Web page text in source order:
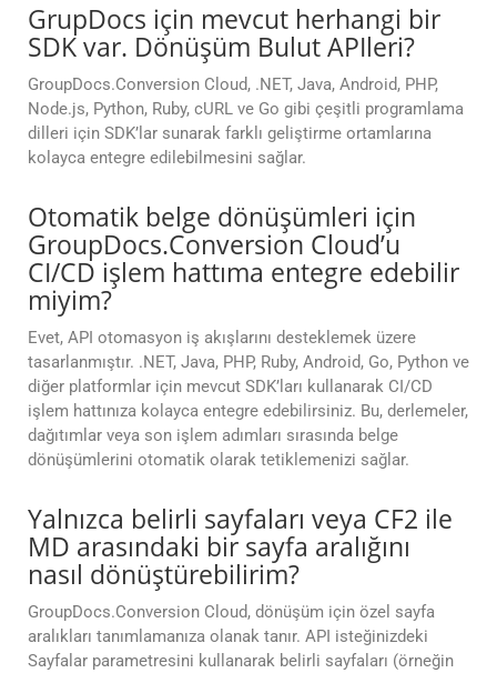
GrupDocs için mevcut herhangi bir
SDK var. Dönüşüm Bulut APIleri?
GroupDocs.Conversion Cloud, .NET, Java, Android, PHP,
Node.js, Python, Ruby, cURL ve Go gibi çeşitli programlama
dilleri için SDK’lar sunarak farklı geliştirme ortamlarına
kolayca entegre edilebilmesini sağlar.
Otomatik belge dönüşümleri için
GroupDocs.Conversion Cloud’u
CI/CD işlem hattıma entegre edebilir
miyim?
Evet, API otomasyon iş akışlarını desteklemek üzere
tasarlanmıştır. .NET, Java, PHP, Ruby, Android, Go, Python ve
diğer platformlar için mevcut SDK’ları kullanarak CI/CD
işlem hattınıza kolayca entegre edebilirsiniz. Bu, derlemeler,
dağıtımlar veya son işlem adımları sırasında belge
dönüşümlerini otomatik olarak tetiklemenizi sağlar.
Yalnızca belirli sayfaları veya CF2 ile
MD arasındaki bir sayfa aralığını
nasıl dönüştürebilirim?
GroupDocs.Conversion Cloud, dönüşüm için özel sayfa
aralıkları tanımlamanıza olanak tanır. API isteğinizdeki
Sayfalar parametresini kullanarak belirli sayfaları (örneğin